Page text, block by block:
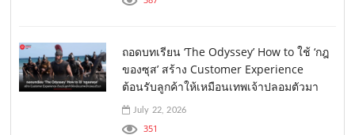
ถอดบทเรียน ‘The Odyssey’ How to ใช้ ‘กฎ
ของซุส’ สร้าง Customer Experience
ต้อนรับลูกค้าให้เหมือนเทพเจ้าปลอมตัวมา
July 22, 2026
351